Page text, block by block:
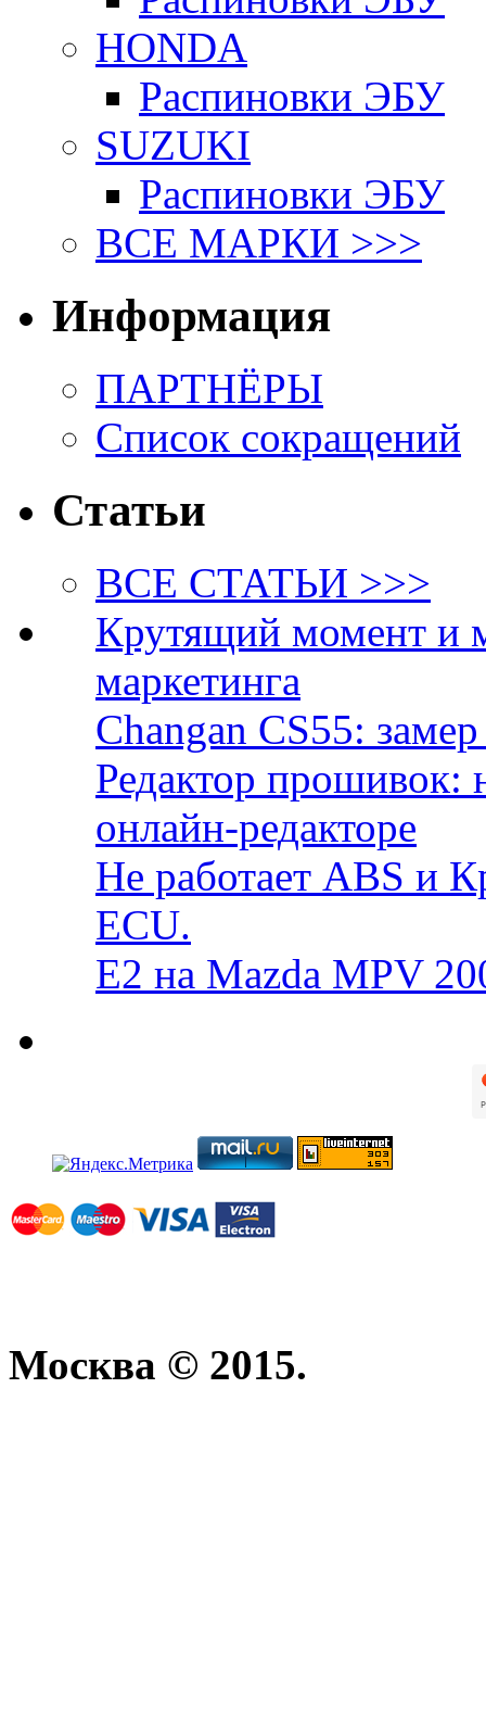
HONDA
Распиновки ЭБУ
SUZUKI
Распиновки ЭБУ
ВСЕ МАРКИ >>>
Информация
ПАРТНЁРЫ
Список сокращений
Статьи
ВСЕ СТАТЬИ >>>
Крутящий момент и
маркетинга
Changan CS55:
Редактор прошивок:
онлайн-редакторе
Не работает ABS и
ECU.
E2 на Mazda MPV
Москва © 2015.